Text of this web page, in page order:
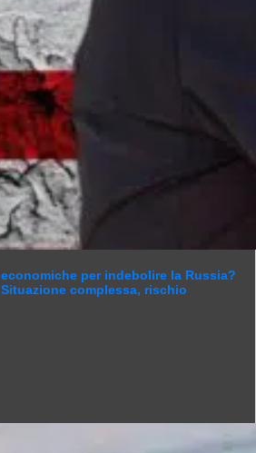
per indebolire la Russia?
complessa, rischio